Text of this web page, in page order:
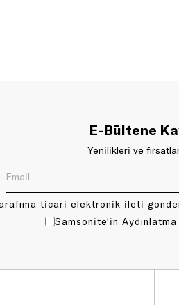
E-Bültene
Yenilikleri ve
ticari elektronik ileti
Samsonite'in